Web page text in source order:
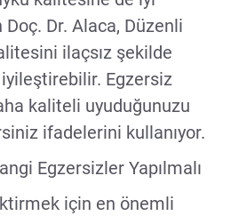
Dr. Alaca, Düzenli
ilaçsız şekilde
Egzersiz
kaliteli uyuduğunuzu
ifadelerini kullanıyor.
Egzersizler Yapılmalı
için en önemli